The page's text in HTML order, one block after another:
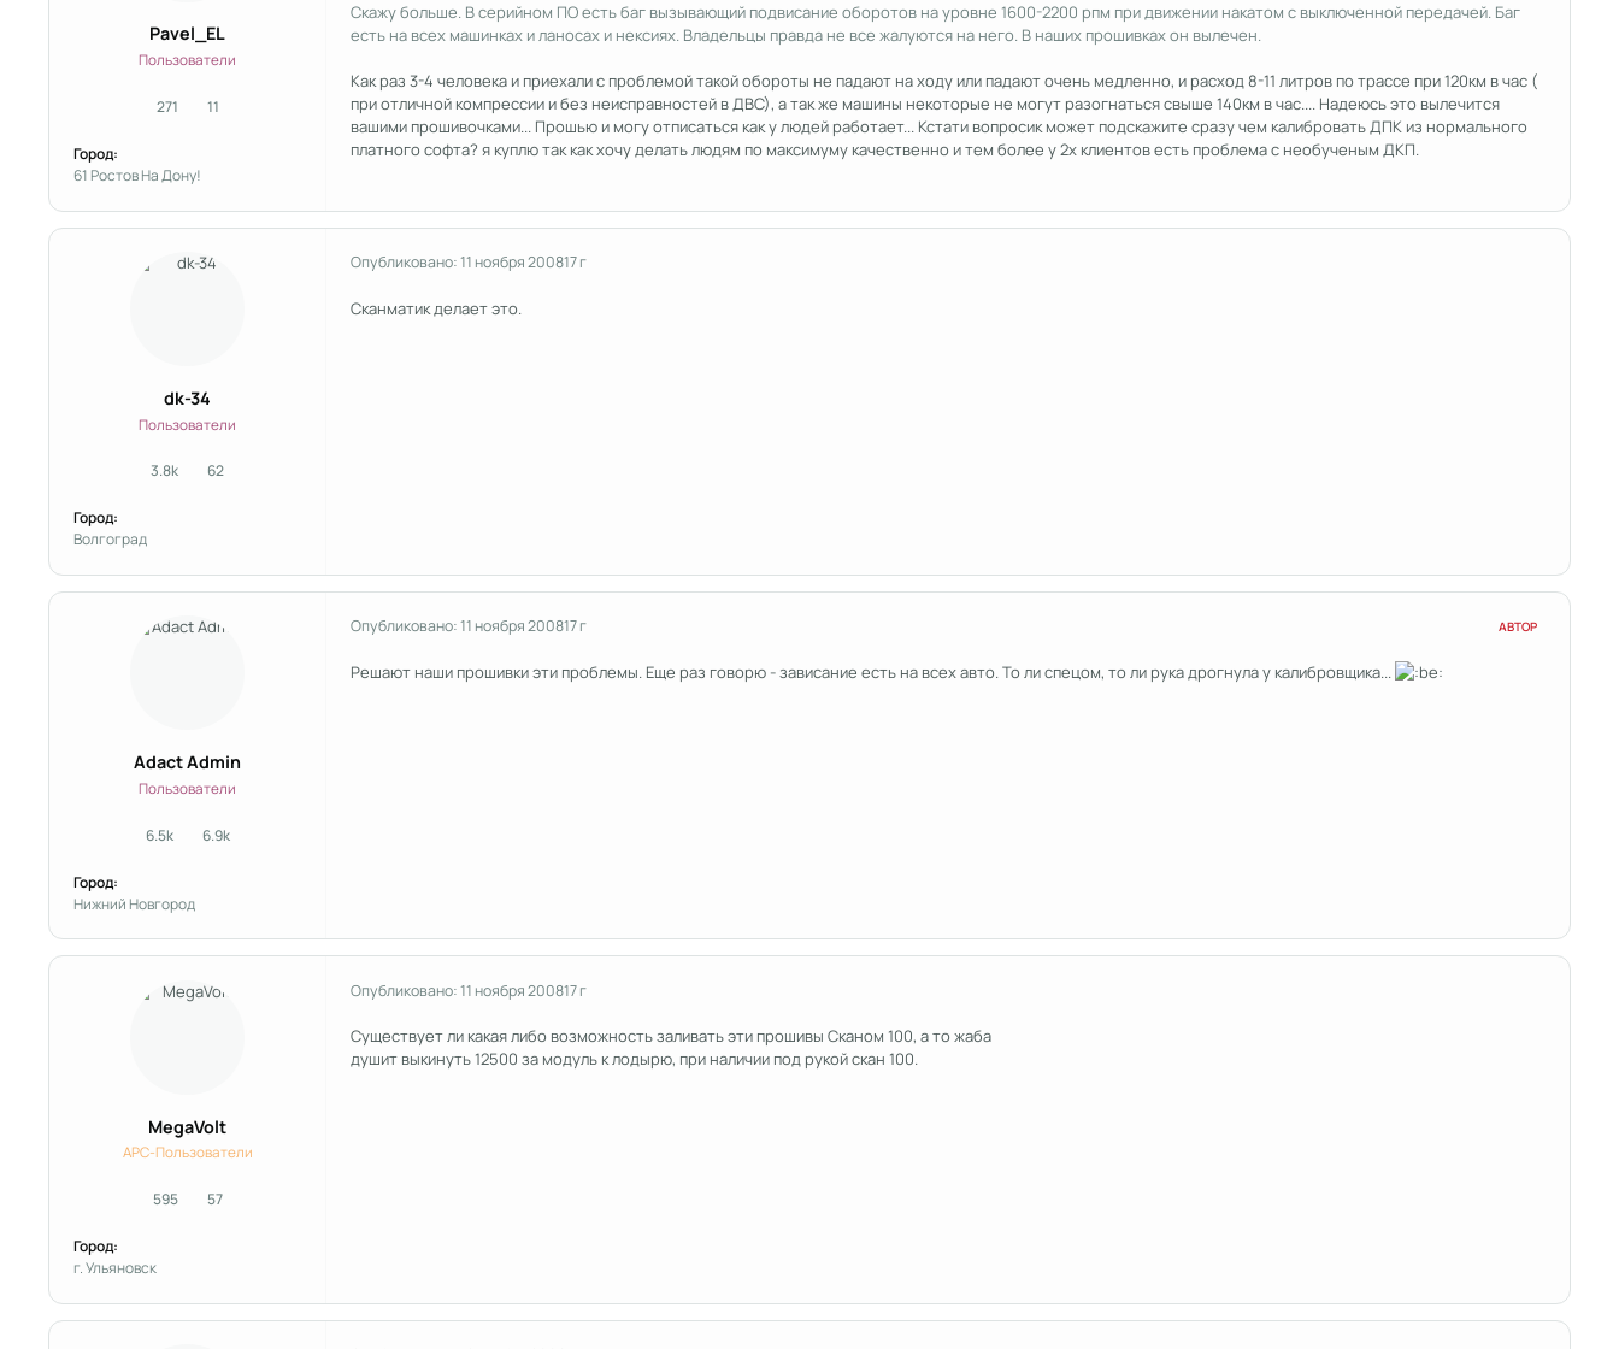
Pavel_EL
Пользователи
271сообщения
11Репутация
Город:
61 Ростов На Дону!
Скажу больше. В серийном ПО есть баг вызывающий подвисание оборотов на уровне 1600-2200 рпм при движении накатом с выключенной передачей. Баг
есть на всех машинках и ланосах и нексиях. Владельцы правда не все жалуются на него. В наших прошивках он вылечен.
Как раз 3-4 человека и приехали с проблемой такой обороты не падают на ходу или падают очень медленно, и расход 8-11 литров по трассе при 120км в час (
при отличной компрессии и без неисправностей в ДВС), а так же машины некоторые не могут разогнаться свыше 140км в час.... Надеюсь это вылечится
вашими прошивочками... Прошью и могу отписаться как у людей работает... Кстати вопросик может подскажите сразу чем калибровать ДПК из нормального
платного софта? я куплю так как хочу делать людям по максимуму качественно и тем более у 2х клиентов есть проблема с необученым ДКП.
dk-34
Пользователи
3.8kсообщения
62Репутация
Город:
Волгоград
Опубликовано:11 ноября 200817 г
Сканматик делает это.
Adact Admin
Пользователи
6.5k
сообщения
6.9k
Репутация
Город:
Нижний Новгород
Опубликовано:11 ноября 200817 г АВТОР
Решают наши прошивки эти проблемы. Еще раз говорю - зависание есть на всех авто. То ли спецом, то ли рука дрогнула у калибровщика...
MegaVolt
APC-Пользователи
595сообщения
57Репутация
Город:
г. Ульяновск
Опубликовано:11 ноября 200817 г
Существует ли какая либо возможность заливать эти прошивы Сканом 100, а то жаба
душит выкинуть 12500 за модуль к лодырю, при наличии под рукой скан 100.